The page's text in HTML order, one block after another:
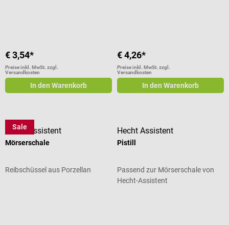
€ 3,54*
Preise inkl. MwSt. zzgl.
Versandkosten
In den Warenkorb
€ 4,26*
Preise inkl. MwSt. zzgl.
Versandkosten
In den Warenkorb
Sale
Hecht Assistent
Mörserschale
Reibschüssel aus Porzellan
Hecht Assistent
Pistill
Passend zur Mörserschale von
Hecht-Assistent